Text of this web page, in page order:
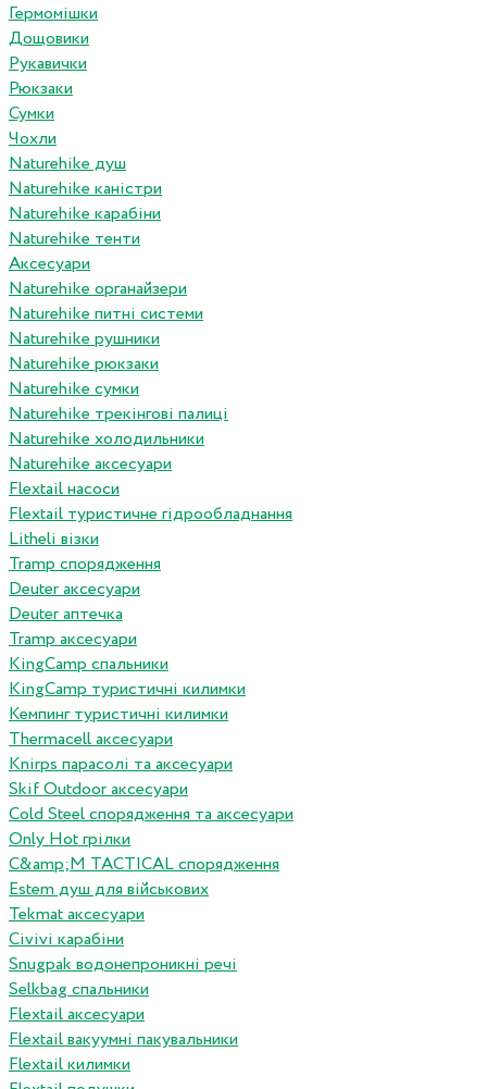
Гермомішки
Дощовики
Рукавички
Рюкзаки
Сумки
Чохли
Naturehike душ
Naturehike каністри
Naturehike карабіни
Naturehike тенти
Аксесуари
Naturehike органайзери
Naturehike питні системи
Naturehike рушники
Naturehike рюкзаки
Naturehike сумки
Naturehike трекінгові палиці
Naturehike холодильники
Naturehike аксесуари
Flextail насоси
Flextail туристичне гідрообладнання
Litheli візки
Tramp спорядження
Deuter аксесуари
Deuter аптечка
Tramp аксесуари
KingCamp спальники
KingCamp туристичні килимки
Кемпинг туристичні килимки
Thermacell аксесуари
Knirps парасолі та аксесуари
Skif Outdoor аксесуари
Cold Steel спорядження та аксесуари
Only Hot грілки
C&amp;M TACTICAL спорядження
Estem душ для військових
Tekmat аксесуари
Сivivi карабіни
Snugpak водонепроникні речі
Selkbag спальники
Flextail аксесуари
Flextail вакуумні пакувальники
Flextail килимки